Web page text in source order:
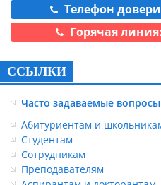
Телефон
Горячая линия:
ССЫЛКИ
Часто задаваемые вопросы
Абитуриентам и
Студентам
Сотрудникам
Преподавателям